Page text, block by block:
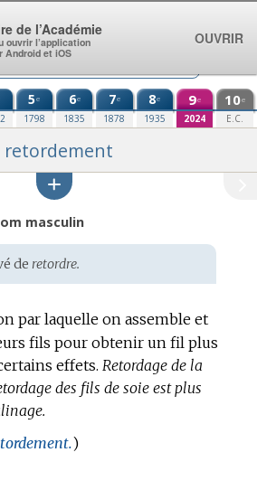
5e
1798
6e
1835
7e
1878
8e
1935
9e
2024
10e
E.C.
retordement
masculin
de retordre.
par laquelle on assemble et
fils pour obtenir un fil plus
effets. Retordage de la
des fils de soie est plus
)
de l’Académie
ouvrir l’application
Android et iOS
OUVRIR